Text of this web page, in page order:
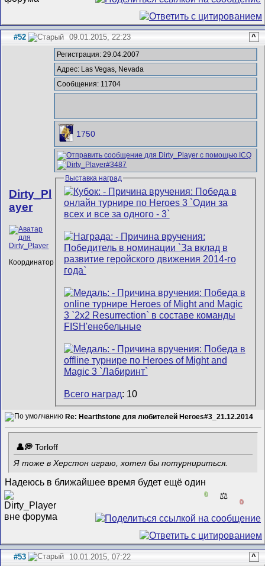
#52 09.01.2015, 22:23 ^
Dirty_Pl
ayer
Координатор
Регистрация: 29.04.2007
Адрес: Las Vegas, Nevada
Сообщения: 11704
1750
Выставка наград
Всего наград: 10
Re: Hearthstone для любителей Heroes#3_21.12.2014
Torloff
Я тоже в Херстон играю, хотел бы потурнириться.
Надеюсь в ближайшее время будет ещё один
0 ⚖️
0
#53 10.01.2015, 07:22 ^